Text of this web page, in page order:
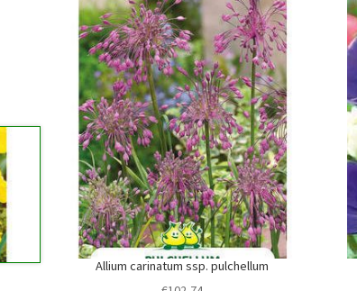
Allium carinatum ssp. pulchellum